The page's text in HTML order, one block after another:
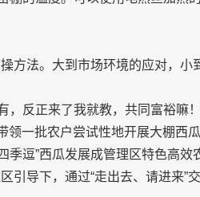
方法。大到市场环境的应对，小
反正来了我就教，共同富裕嘛！
一批农户尝试性地开展大棚西
逗”西瓜发展成管理区特色高效
引导下，通过“走出去、请进来”